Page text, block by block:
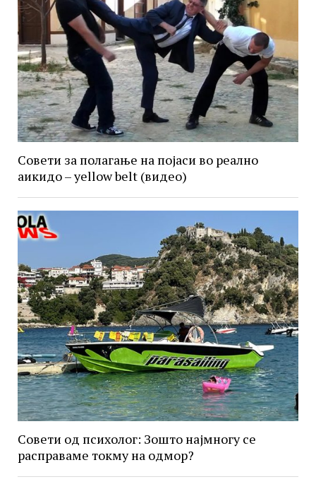
Совети за полагање на појаси во реално
аикидо – yellow belt (видео)
Совети од психолог: Зошто најмногу се
расправаме токму на одмор?